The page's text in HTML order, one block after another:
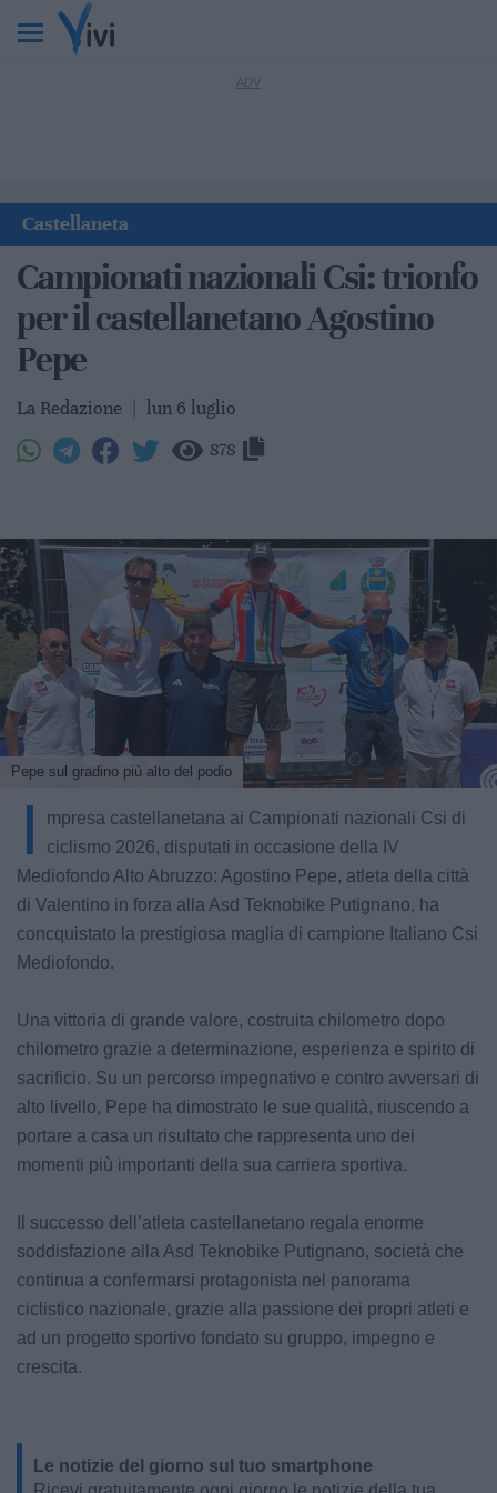
Castellaneta
Campionati nazionali Csi: trionfo
per il castellanetano Agostino
Pepe
La Redazione lun 6 luglio
878
Pepe sul gradino più alto del podio
I
mpresa castellanetana ai Campionati nazionali Csi di
ciclismo 2026, disputati in occasione della IV
Mediofondo Alto Abruzzo: Agostino Pepe, atleta della città
di Valentino in forza alla Asd Teknobike Putignano, ha
concquistato la prestigiosa maglia di campione Italiano Csi
Mediofondo.
Una vittoria di grande valore, costruita chilometro dopo
chilometro grazie a determinazione, esperienza e spirito di
sacrificio. Su un percorso impegnativo e contro avversari di
alto livello, Pepe ha dimostrato le sue qualità, riuscendo a
portare a casa un risultato che rappresenta uno dei
momenti più importanti della sua carriera sportiva.
Il successo dell’atleta castellanetano regala enorme
soddisfazione alla Asd Teknobike Putignano, società che
continua a confermarsi protagonista nel panorama
ciclistico nazionale, grazie alla passione dei propri atleti e
ad un progetto sportivo fondato su gruppo, impegno e
crescita.
Le notizie del giorno sul tuo smartphone